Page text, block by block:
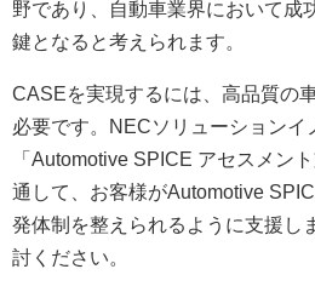
野であり、自動車業界において成
鍵となると考えられます。
CASEを実現するには、高品質の
必要です。NECソリューションイ
「Automotive SPICE アセスメン
通して、お客様がAutomotive
発体制を整えられるように支援し
討ください。